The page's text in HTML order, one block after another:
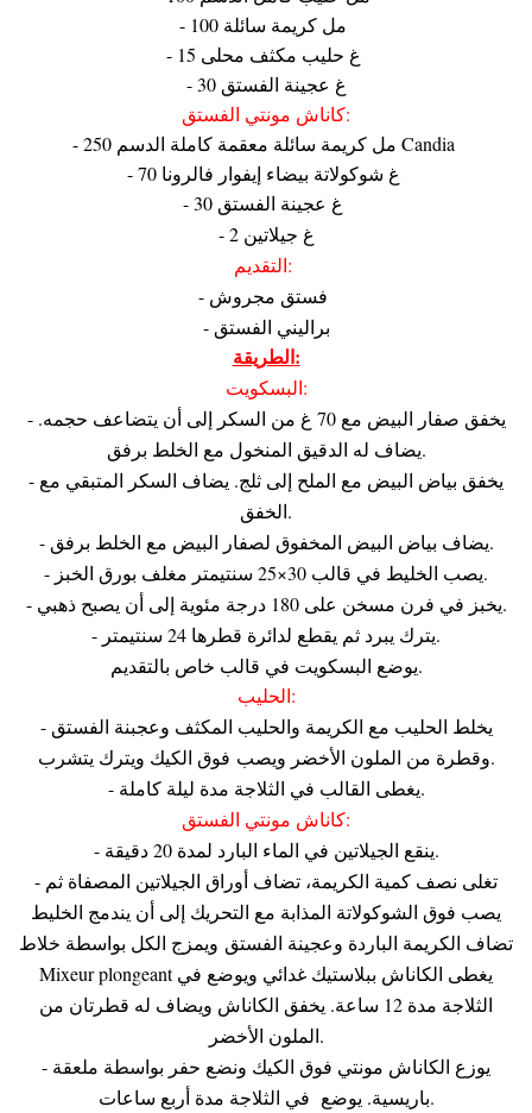
- 30 غ عجينة الفستق
كاناش مونتي الفستق:
- 250 مل كريمة سائلة معقمة كاملة الدسم Candia
- 2 غ جيلاتين
التقديم:
- براليني الفستق
الطريقة:
البسكويت:
- يخفق صفار البيض مع 70 غ من السكر إلى أن يتضاعف حجمه.
يضاف له الدقيق المنخول مع الخلط برفق.
- يخفق بياض البيض مع الملح إلى ثلج. يضاف السكر المتبقي مع
الخفق.
- يضاف بياض البيض المخفوق لصفار البيض مع الخلط برفق.
- يصب الخليط في قالب 30×25 سنتيمتر مغلف بورق الخبز.
- يخبز في فرن مسخن على 180 درجة مئوية إلى أن يصبح ذهبي.
- يترك يبرد ثم يقطع لدائرة قطرها 24 سنتيمتر.
يوضع البسكويت في قالب خاص بالتقديم.
الحليب:
- يخلط الحليب مع الكريمة والحليب المكثف وعجبنة الفستق
وقطرة من الملون الأخضر ويصب فوق الكيك ويترك يتشرب.
- يغطى القالب في الثلاجة مدة ليلة كاملة.
كاناش مونتي الفستق:
- ينقع الجيلاتين في الماء البارد لمدة 20 دقيقة.
- تغلى نصف كمية الكريمة، تضاف أوراق الجيلاتين المصفاة ثم
يصب فوق الشوكولاتة المذابة مع التحريك إلى أن يندمج الخليط
تضاف الكريمة الباردة وعجينة الفستق ويمزج الكل بواسطة خلاط
Mixeur plongeant يغطى الكاناش ببلاستيك غدائي ويوضع في
الثلاجة مدة 12 ساعة. يخفق الكاناش ويضاف له قطرتان من
الملون الأخضر.
- يوزع الكاناش مونتي فوق الكيك ونضع حفر بواسطة ملعقة
باريسية. يوضع في الثلاجة مدة أربع ساعات.